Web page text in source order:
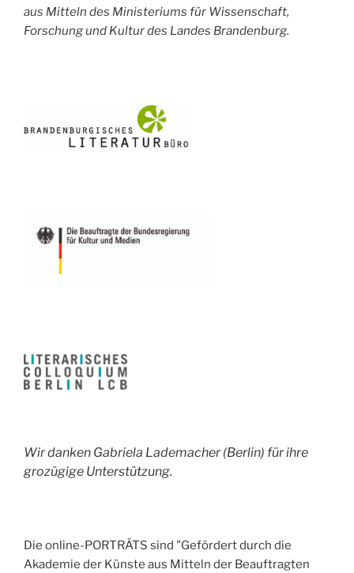
aus Mitteln des Ministeriums für Wissenschaft,
Forschung und Kultur des Landes Brandenburg.
Wir danken Gabriela Lademacher (Berlin) für ihre
grozügige Unterstützung.
Die online-PORTRÄTS sind "Gefördert durch die
Akademie der Künste aus Mitteln der Beauftragten